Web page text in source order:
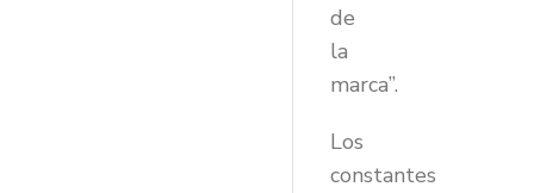
de
la
marca”.
Los
constantes